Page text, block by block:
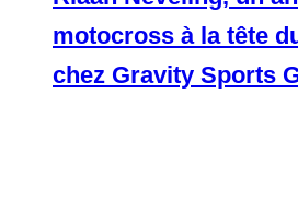
motocross à la tête
chez Gravity Sports